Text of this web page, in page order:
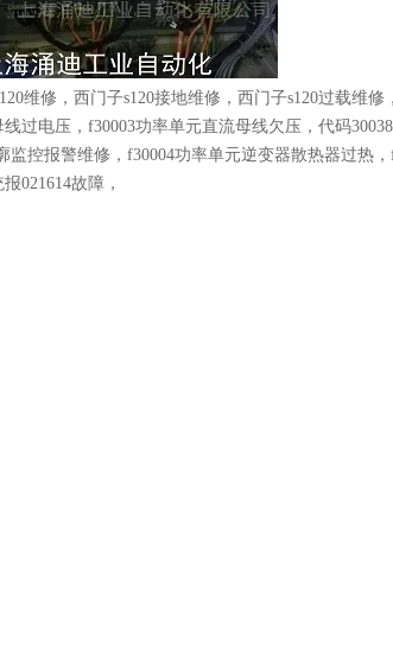
维修，西门子s120接地维修，西门子s120过载维修
过电压，f30003功率单元直流母线欠压，代码
控报警维修，f30004功率单元逆变器散热器过热，
021614故障，